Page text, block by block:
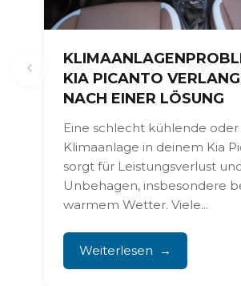
KIA PICANTO
NACH EINER LÖSUNG
Eine schlecht kühlende
Klimaanlage in deinem Kia
sorgt für Leistungsverlust
Unbehagen, insbesondere
warmem Wetter. Viele...
Weiterlesen